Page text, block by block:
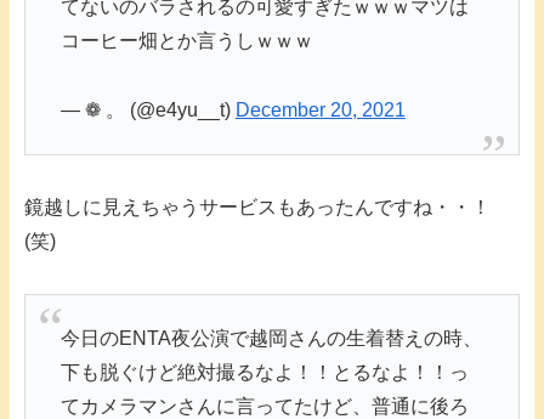
てないのバラされるの可愛すぎたｗｗｗマツは
コーヒー畑とか言うしｗｗｗ
— ❁ 。 (@e4yu__t) December 20, 2021
鏡越しに見えちゃうサービスもあったんですね・・！
(笑)
今日のENTA夜公演で越岡さんの生着替えの時、
下も脱ぐけど絶対撮るなよ！！とるなよ！！っ
てカメラマンさんに言ってたけど、普通に後ろ